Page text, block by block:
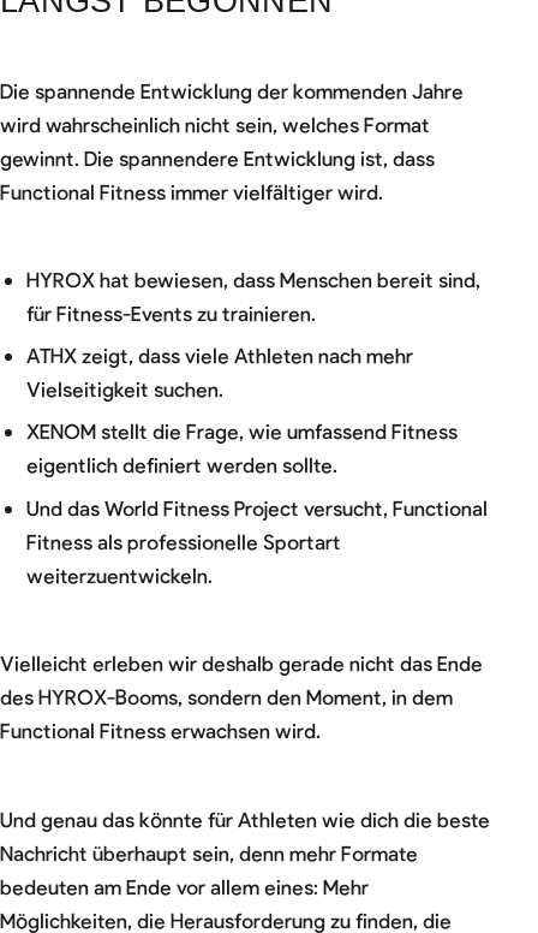
Die spannende Entwicklung der kommenden Jahre
wird wahrscheinlich nicht sein, welches Format
gewinnt. Die spannendere Entwicklung ist, dass
Functional Fitness immer vielfältiger wird.
HYROX hat bewiesen, dass Menschen bereit sind,
für Fitness-Events zu trainieren.
ATHX zeigt, dass viele Athleten nach mehr
Vielseitigkeit suchen.
XENOM stellt die Frage, wie umfassend Fitness
eigentlich definiert werden sollte.
Und das World Fitness Project versucht, Functional
Fitness als professionelle Sportart
weiterzuentwickeln.
Vielleicht erleben wir deshalb gerade nicht das Ende
des HYROX-Booms, sondern den Moment, in dem
Functional Fitness erwachsen wird.
Und genau das könnte für Athleten wie dich die beste
Nachricht überhaupt sein, denn mehr Formate
bedeuten am Ende vor allem eines: Mehr
Möglichkeiten, die Herausforderung zu finden, die